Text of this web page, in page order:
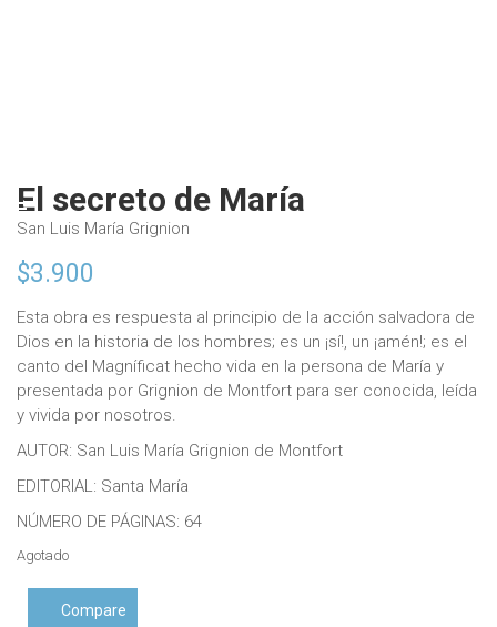
El secreto de María
San Luis María Grignion
$3.900
Esta obra es respuesta al principio de la acción salvadora de
Dios en la historia de los hombres; es un ¡sí!, un ¡amén!; es el
canto del Magníficat hecho vida en la persona de María y
presentada por Grignion de Montfort para ser conocida, leída
y vivida por nosotros.
AUTOR: San Luis María Grignion de Montfort
EDITORIAL: Santa María
NÚMERO DE PÁGINAS: 64
Agotado
Compare